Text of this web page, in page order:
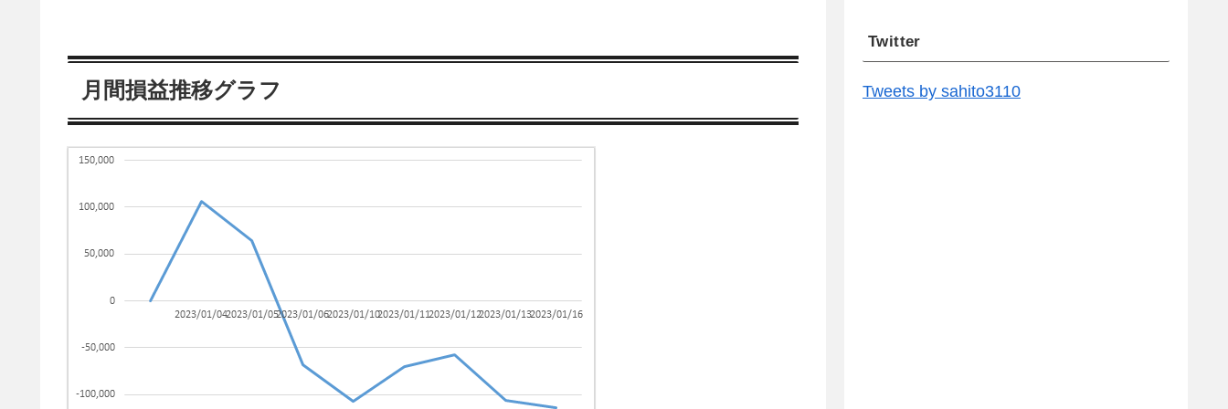
月間損益推移グラフ
Twitter
Tweets by sahito3110